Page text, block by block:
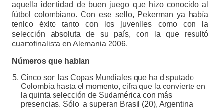
aquella identidad de buen juego que hizo conocido al
fútbol colombiano. Con ese sello, Pekerman ya había
tenido éxito tanto con los juveniles como con la
selección absoluta de su país, con la que resultó
cuartofinalista en Alemania 2006.
Números que hablan
Cinco son las Copas Mundiales que ha disputado
Colombia hasta el momento, cifra que la convierte en
la quinta selección de Sudamérica con más
presencias. Sólo la superan Brasil (20), Argentina